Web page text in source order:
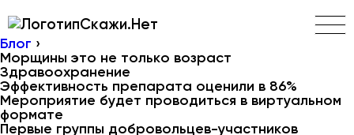
Скажи.Нет
Блог ›
Морщины это не только возраст
Здравоохранение
Эффективность препарата оценили в 86%
Мероприятие будет проводиться в виртуальном
формате
Первые группы добровольцев-участников